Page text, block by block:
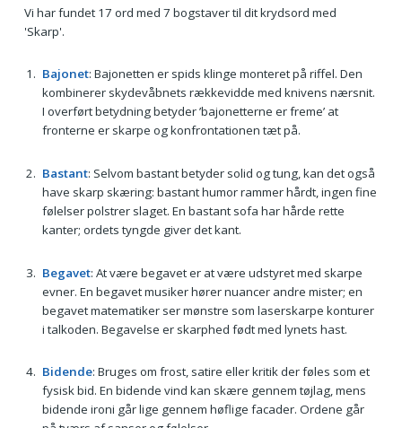
Vi har fundet 17 ord med 7 bogstaver til dit krydsord med
'Skarp'.
Bajonet: Bajonetten er spids klinge monteret på riffel. Den
kombinerer skydevåbnets rækkevidde med knivens nærsnit.
I overført betydning betyder ’bajonetterne er freme’ at
fronterne er skarpe og konfrontationen tæt på.
Bastant: Selvom bastant betyder solid og tung, kan det også
have skarp skæring: bastant humor rammer hårdt, ingen fine
følelser polstrer slaget. En bastant sofa har hårde rette
kanter; ordets tyngde giver det kant.
Begavet: At være begavet er at være udstyret med skarpe
evner. En begavet musiker hører nuancer andre mister; en
begavet matematiker ser mønstre som laserskarpe konturer
i talkoden. Begavelse er skarphed født med lynets hast.
Bidende: Bruges om frost, satire eller kritik der føles som et
fysisk bid. En bidende vind kan skære gennem tøjlag, mens
bidende ironi går lige gennem høflige facader. Ordene går